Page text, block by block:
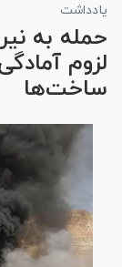
یادداشت
حمله به
لزوم
ساخت‌ها